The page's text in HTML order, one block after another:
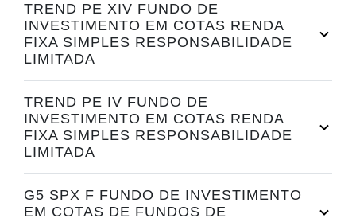
TREND PE XIV FUNDO DE
INVESTIMENTO EM COTAS RENDA
FIXA SIMPLES RESPONSABILIDADE
LIMITADA
TREND PE IV FUNDO DE
INVESTIMENTO EM COTAS RENDA
FIXA SIMPLES RESPONSABILIDADE
LIMITADA
G5 SPX F FUNDO DE INVESTIMENTO
EM COTAS DE FUNDOS DE